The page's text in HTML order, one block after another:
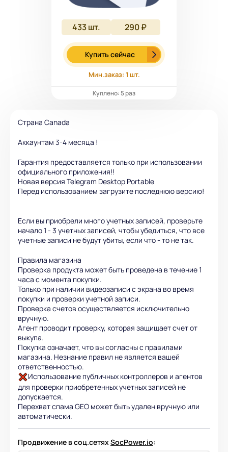
433шт. 290 ₽
Купить сейчас
Мин.заказ: 1 шт.
Куплено: 5 раз
Страна Canada
Аккаунтам 3-4 месяца !
Гарантия предоставляется только при использовании
официального приложения!!
Новая версия Telegram Desktop Portable
Перед использованием загрузите последнюю версию!
Если вы приобрели много учетных записей, проверьте
начало 1 - 3 учетных записей, чтобы убедиться, что все
учетные записи не будут убиты, если что - то не так.
Правила магазина
Проверка продукта может быть проведена в течение 1
часа с момента покупки.
Только при наличии видеозаписи с экрана во время
покупки и проверки учетной записи.
Проверка счетов осуществляется исключительно
вручную.
Агент проводит проверку, которая защищает счет от
выкупа.
Покупка означает, что вы согласны с правилами
магазина. Незнание правил не является вашей
ответственностью.
Использование публичных контроллеров и агентов
для проверки приобретенных учетных записей не
допускается.
Перехват спама GEO может быть удален вручную или
автоматически.
Продвижение в соц.сетяхSocPower.io: